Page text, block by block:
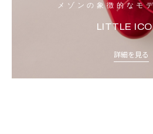
メゾンの象徴的なモ
LITTLE
詳細を見る